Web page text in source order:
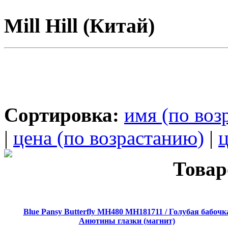
Mill Hill (Китай)
Сортировка: имя (по
| цена (по возрастанию) |
Blue Pansy Butterfly MH480 MH181711 / Голубая
Анютины глазки (магнит)